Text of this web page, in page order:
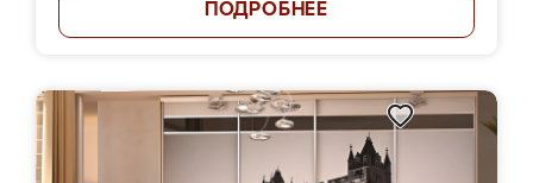
ПОДРОБНЕЕ